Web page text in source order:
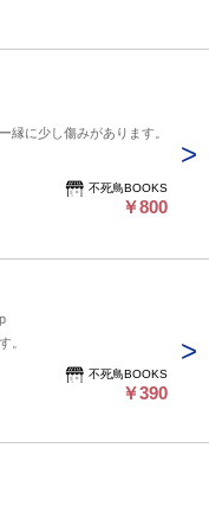
縁に少し傷みがあります。
不死鳥BOOKS
￥800
。
不死鳥BOOKS
￥390